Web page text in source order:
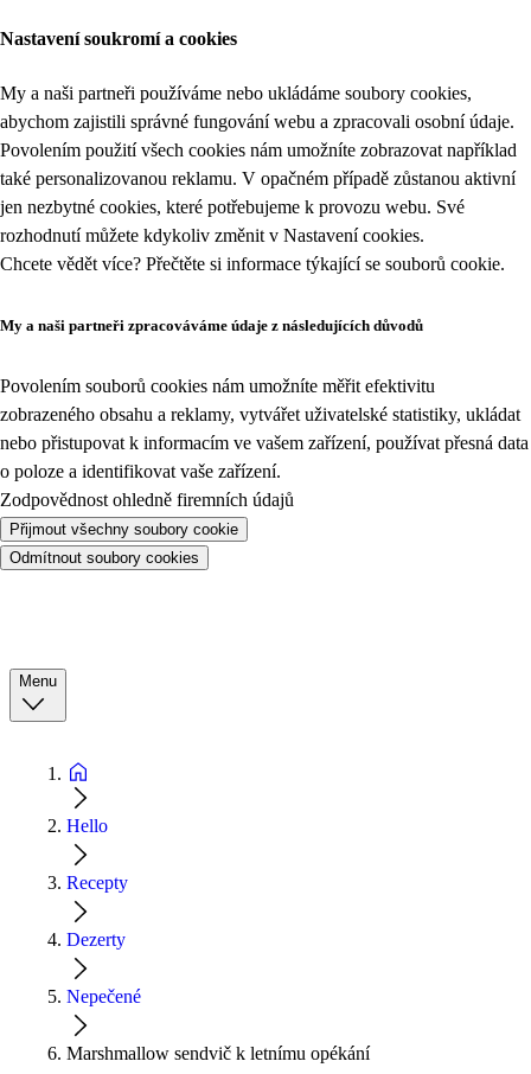
Nastavení soukromí a cookies
My a naši partneři používáme nebo ukládáme soubory cookies,
abychom zajistili správné fungování webu a zpracovali osobní údaje.
Povolením použití všech cookies nám umožníte zobrazovat například
také personalizovanou reklamu. V opačném případě zůstanou aktivní
jen nezbytné cookies, které potřebujeme k provozu webu. Své
rozhodnutí můžete kdykoliv změnit v Nastavení cookies.
Chcete vědět více? Přečtěte si informace týkající se souborů cookie.
My a naši partneři zpracováváme údaje z následujících důvodů
Povolením souborů cookies nám umožníte měřit efektivitu
zobrazeného obsahu a reklamy, vytvářet uživatelské statistiky, ukládat
nebo přistupovat k informacím ve vašem zařízení, používat přesná data
o poloze a identifikovat vaše zařízení.
Zodpovědnost ohledně firemních údajů
Přijmout všechny soubory cookie
Odmítnout soubory cookies
Menu
Hello
Recepty
Dezerty
Nepečené
Marshmallow sendvič k letnímu opékání